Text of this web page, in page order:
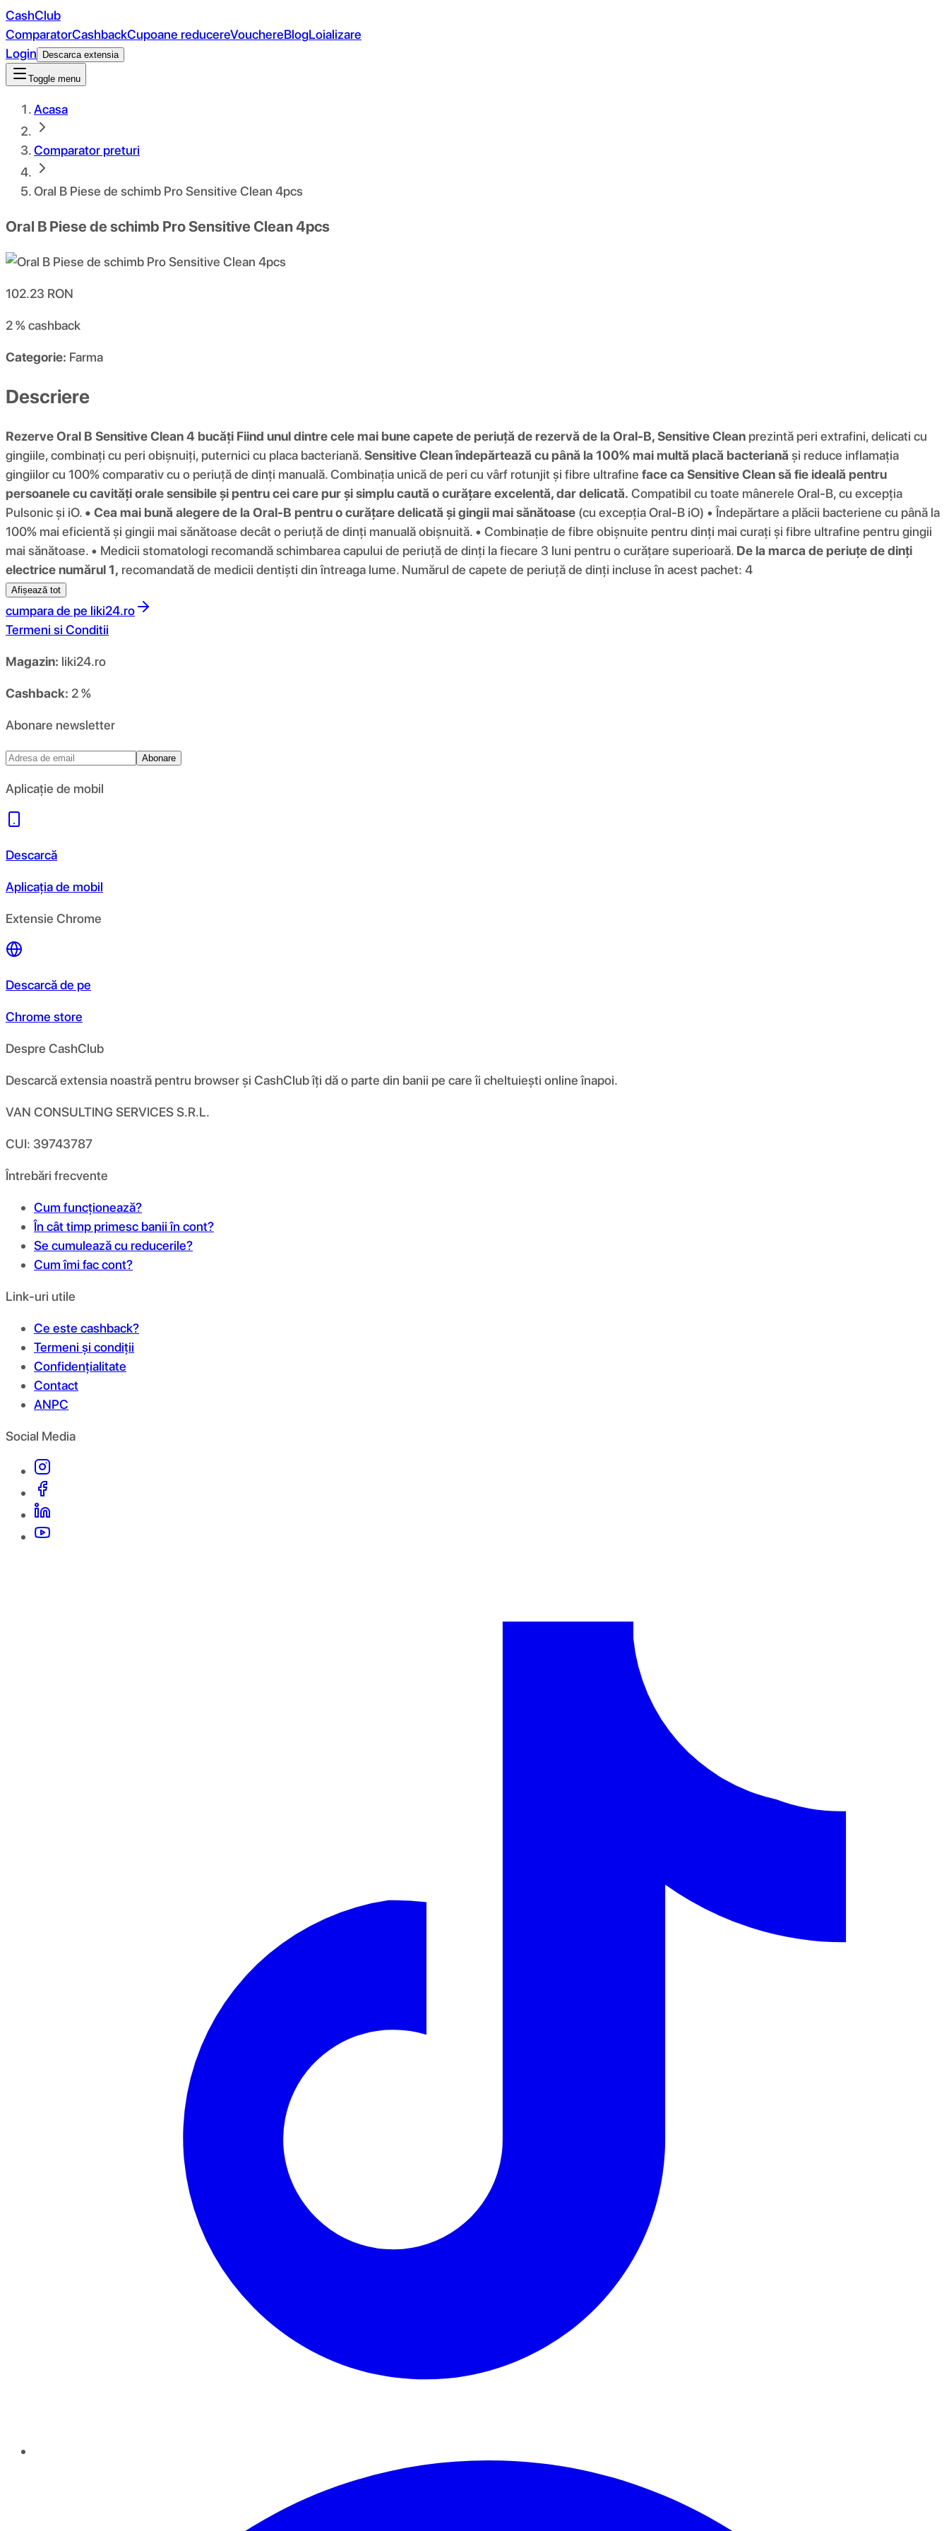
CashClub
ComparatorCashbackCupoane reducereVouchereBlogLoializare
Login
Descarca extensia
Toggle menu
Acasa
Comparator preturi
Oral B Piese de schimb Pro Sensitive Clean 4pcs
Oral B Piese de schimb Pro Sensitive Clean 4pcs
102.23 RON
2 %cashback
Categorie: Farma
Descriere
Rezerve Oral B Sensitive Clean 4 bucăți Fiind unul dintre cele mai bune capete de periuță de rezervă de la Oral-B, Sensitive Clean prezintă peri extrafini, delicati cu
gingiile, combinați cu peri obișnuiți, puternici cu placa bacteriană.Sensitive Clean îndepărtează cu până la 100% mai multă placă bacteriană și reduce inflamația
gingiilor cu 100% comparativ cu o periuță de dinți manuală. Combinația unică de peri cu vârf rotunjit și fibre ultrafine face ca Sensitive Clean să fie ideală pentru
persoanele cu cavități orale sensibile și pentru cei care pur și simplu caută o curățare excelentă, dar delicată. Compatibil cu toate mânerele Oral-B, cu excepția
Pulsonic și iO. • Cea mai bună alegere de la Oral-B pentru o curățare delicată și gingii mai sănătoase (cu excepția Oral-B iO) • Îndepărtare a plăcii bacteriene cu până la
100% mai eficientă și gingii mai sănătoase decât o periuță de dinți manuală obișnuită. • Combinație de fibre obișnuite pentru dinți mai curați și fibre ultrafine pentru gingii
mai sănătoase. • Medicii stomatologi recomandă schimbarea capului de periuță de dinți la fiecare 3 luni pentru o curățare superioară. De la marca de periuțe de dinți
electrice numărul 1, recomandată de medicii dentiști din întreaga lume. Numărul de capete de periuță de dinți incluse în acest pachet: 4
Afișează tot
cumpara de pe liki24.ro
Termeni si Conditii
Magazin: liki24.ro
Cashback: 2 %
Abonare newsletter
Abonare
Aplicație de mobil
Descarcă
Aplicația de mobil
Extensie Chrome
Descarcă de pe
Chrome store
Despre CashClub
Descarcă extensia noastră pentru browser și CashClub îți dă o parte din banii pe care îi cheltuiești online înapoi.
VAN CONSULTING SERVICES S.R.L.
CUI: 39743787
Întrebări frecvente
Cum funcționează?
În cât timp primesc banii în cont?
Se cumulează cu reducerile?
Cum îmi fac cont?
Link-uri utile
Ce este cashback?
Termeni și condiții
Confidențialitate
Contact
ANPC
Social Media